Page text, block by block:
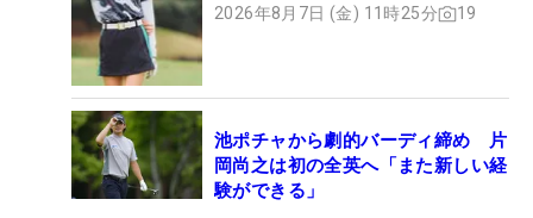
2026年8月7日 (金) 11時25分 19
池ポチャから劇的バーディ締め 片
岡尚之は初の全英へ「また新しい経
験ができる」